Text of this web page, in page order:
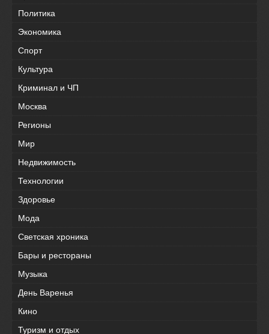
Политика
Экономика
Спорт
Культура
Криминал и ЧП
Москва
Регионы
Мир
Недвижимость
Технологии
Здоровье
Мода
Светская хроника
Бары и рестораны
Музыка
День Варенья
Кино
Туризм и отдых